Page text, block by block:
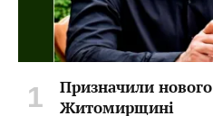
Призначили
Житомирщині